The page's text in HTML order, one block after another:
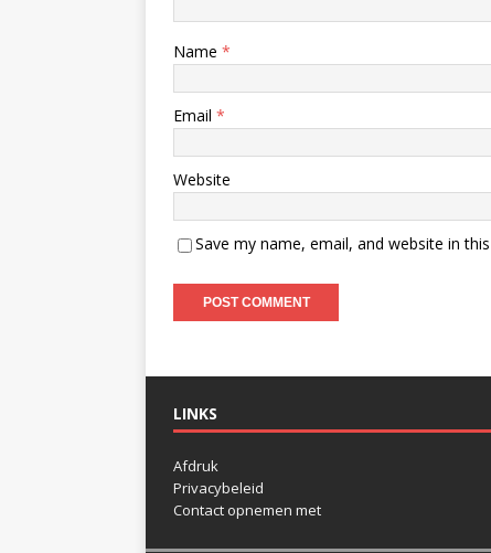
Name *
Email *
Website
Save my name, email, and website in
LINKS
Afdruk
Privacybeleid
Contact opnemen met